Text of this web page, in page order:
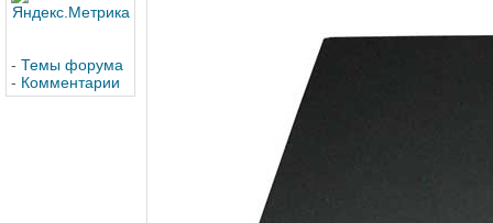
- Темы форума
- Комментарии